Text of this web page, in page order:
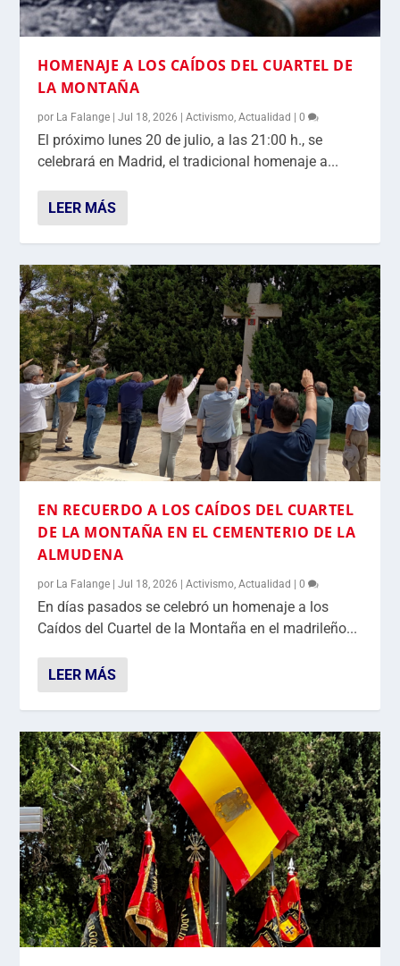
HOMENAJE A LOS CAÍDOS DEL CUARTEL DE
LA MONTAÑA
por La Falange |Jul 18, 2026 |Activismo,Actualidad |0
El próximo lunes 20 de julio, a las 21:00 h., se
celebrará en Madrid, el tradicional homenaje a...
LEER MÁS
EN RECUERDO A LOS CAÍDOS DEL CUARTEL
DE LA MONTAÑA EN EL CEMENTERIO DE LA
ALMUDENA
por La Falange |Jul 18, 2026 |Activismo ,Actualidad |0
En días pasados se celebró un homenaje a los
Caídos del Cuartel de la Montaña en el madrileño...
LEER MÁS